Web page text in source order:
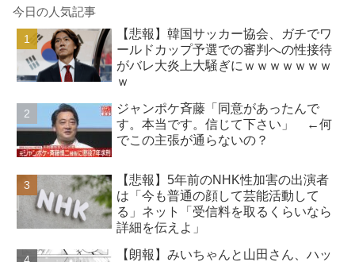
今日の人気記事
【悲報】韓国サッカー協会、ガチでワ
ールドカップ予選での審判への性接待
がバレ大炎上大騒ぎにｗｗｗｗｗｗｗ
ｗ
ジャンポケ斉藤「同意があったんで
す。本当です。信じて下さい」 ←何
でこの主張が通らないの？
【悲報】5年前のNHK性加害の出演者
は「今も普通の顔して芸能活動して
る」ネット「受信料を取るくらいなら
詳細を伝えよ」
【朗報】みいちゃんと山田さん、ハッ